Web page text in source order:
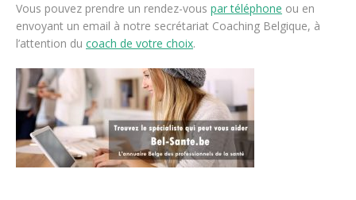
Vous pouvez prendre un rendez-vous par téléphone ou en
envoyant un email à notre secrétariat Coaching Belgique, à
l’attention du coach de votre choix.